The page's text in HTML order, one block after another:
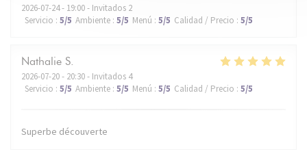
2026-07-24- 19:00 - Invitados 2
Servicio : 5/5 Ambiente : 5/5 Menú : 5/5 Calidad / Precio : 5/5
Nathalie S
2026-07-20- 20:30 - Invitados 4
Servicio : 5/5 Ambiente : 5/5 Menú : 5/5 Calidad / Precio : 5/5
Superbe découverte